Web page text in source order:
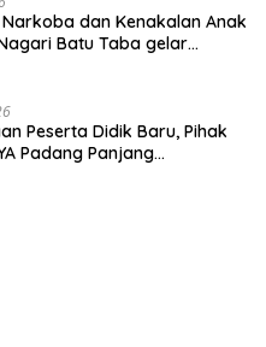
dan Kenakalan Anak
Batu Taba gelar
Peserta Didik Baru, Pihak
Padang Panjang